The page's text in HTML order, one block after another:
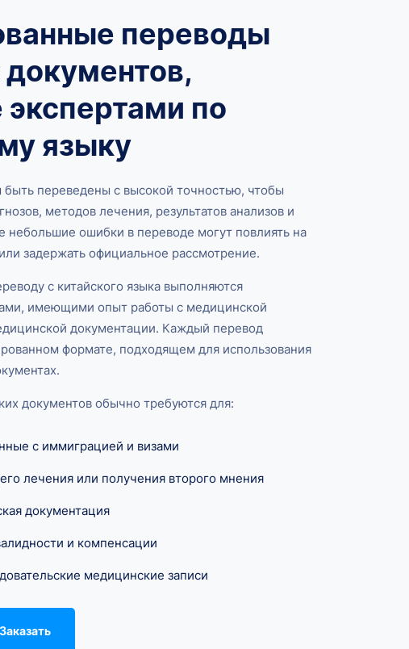
переводы
по
языку
переведены с высокой точностью, чтобы
методов лечения, результатов анализов и
ошибки в переводе могут повлиять на
задержать официальное рассмотрение.
с китайского языка выполняются
имеющими опыт работы с медицинской
документации. Каждый перевод
формате, подходящем для использования
документов обычно требуются для:
с иммиграцией и визами
лечения или получения второго мнения
документация
и компенсации
медицинские записи
Заказать